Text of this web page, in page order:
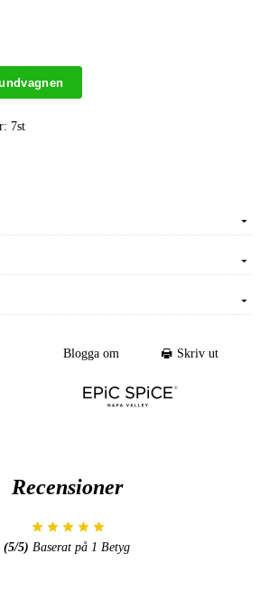
7st
Blogga om Skriv ut
Recensioner
(5/5) Baserat på 1 Betyg